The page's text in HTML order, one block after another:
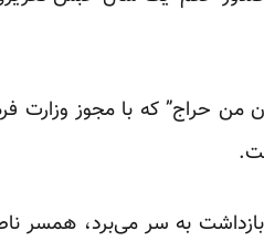
من حراج” که با مجوز وزارت
به سر می‌برد، همسر